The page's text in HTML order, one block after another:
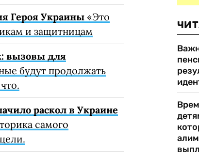
Героя Украины «Это
и защитницам
вызовы для
будут продолжать
раскол в Украине
самого